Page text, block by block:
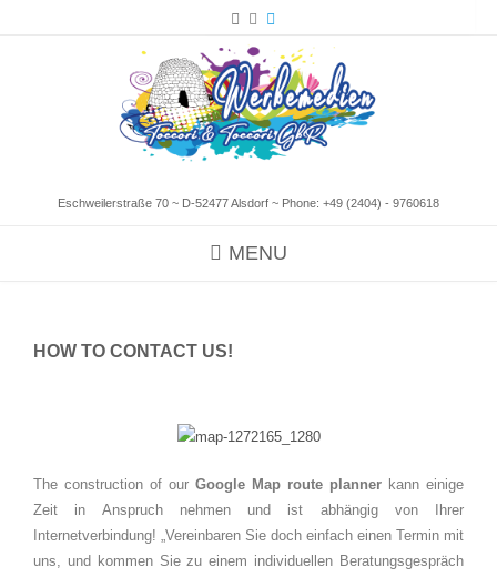
Eschweilerstraße 70 ~ D-52477 Alsdorf ~ Phone: +49 (2404) - 9760618
MENU
HOW TO CONTACT US!
The construction of our Google Map route planner kann einige
Zeit in Anspruch nehmen und ist abhängig von Ihrer
Internetverbindung! „Vereinbaren Sie doch einfach einen Termin mit
uns, und kommen Sie zu einem individuellen Beratungsgespräch